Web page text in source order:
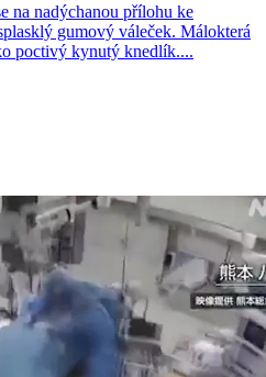
na nadýchanou přílohu ke
gumový váleček. Málokterá
poctivý kynutý knedlík....